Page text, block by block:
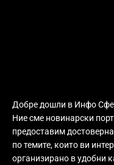
Добре дошли в Инфо
Ние сме новинарски
предоставим
по темите, които ви
организирано в удобни